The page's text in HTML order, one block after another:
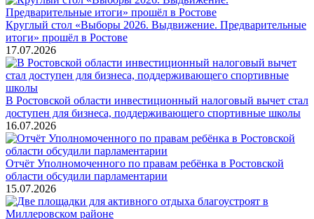
Круглый стол «Выборы 2026. Выдвижение. Предварительные
итоги» прошёл в Ростове
17.07.2026
В Ростовской области инвестиционный налоговый вычет стал
доступен для бизнеса, поддерживающего спортивные школы
16.07.2026
Отчёт Уполномоченного по правам ребёнка в Ростовской
области обсудили парламентарии
15.07.2026